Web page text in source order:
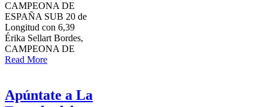
CAMPEONA DE
ESPAÑA SUB 20 de
Longitud con 6,39
Érika Sellart Bordes,
CAMPEONA DE
Read More
Apúntate a La